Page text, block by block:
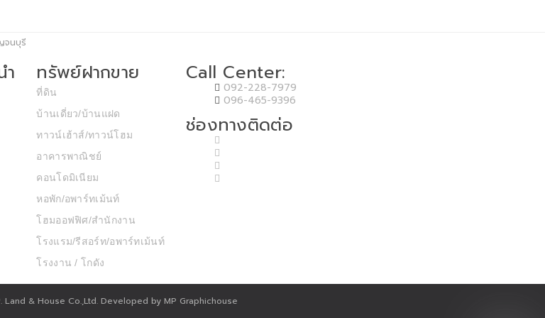
จนบุรี
ำ ทรัพย์ฝากขาย
ที่ดิน
บ้านเดี่ยว/บ้านแฝด
ทาวน์เฮ้าส์/ทาวน์โฮม
อาคารพาณิชย์
คอนโดมิเนียม
หอพัก/อพาร์ทเม้นท์
โฮมออฟฟิศ/สำนักงาน
โรงแรม/รีสอร์ท/อพาร์ทเม้นท์
โรงงาน / โกดัง
Call Center:
092-228-7979
096-465-9396
ช่องทางติดต่อ
& House Co.,Ltd. Developed by MP Graphichouse